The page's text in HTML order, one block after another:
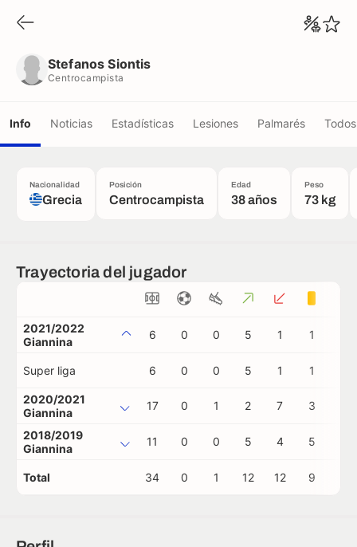
Stefanos Siontis
Centrocampista
Info Noticias Estadísticas Lesiones Palmarés
Nacionalidad
Grecia
Posición
Centrocampista
Edad
38 años
Peso
73 kg
Trayectoria del jugador
2021/2022
Giannina
6 0 0 5 1 1
Super liga 6 0 0 5 1 1
2020/2021
Giannina
17 0 1 2 7 3
2018/2019
Giannina
11 0 0 5 4 5
Total 34 0 1 12 12 9